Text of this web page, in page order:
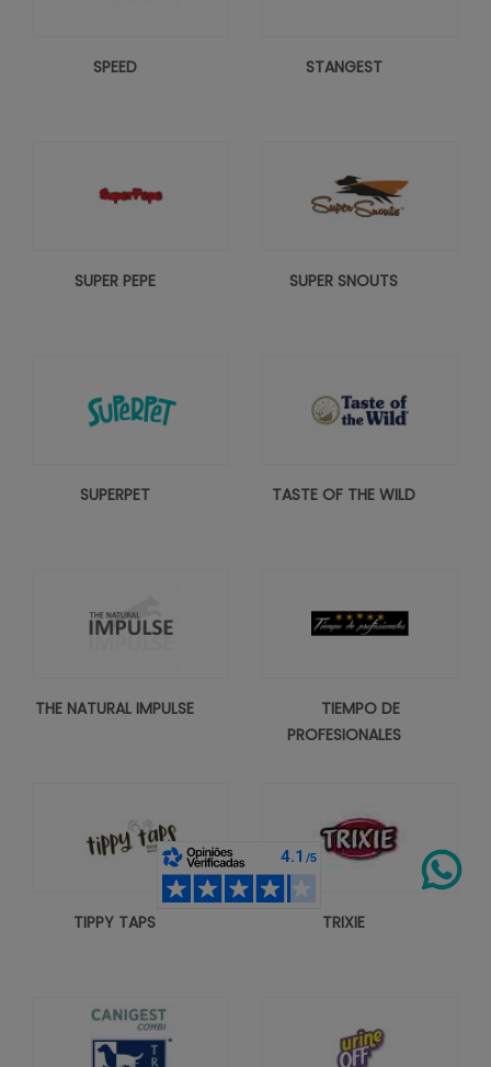
SPEED STANGEST
SUPER PEPE SUPER SNOUTS
SUPERPET TASTE OF THE WILD
THE NATURAL IMPULSE
TIEMPO DE
PROFESIONALES
TIPPY TAPS TRIXIE